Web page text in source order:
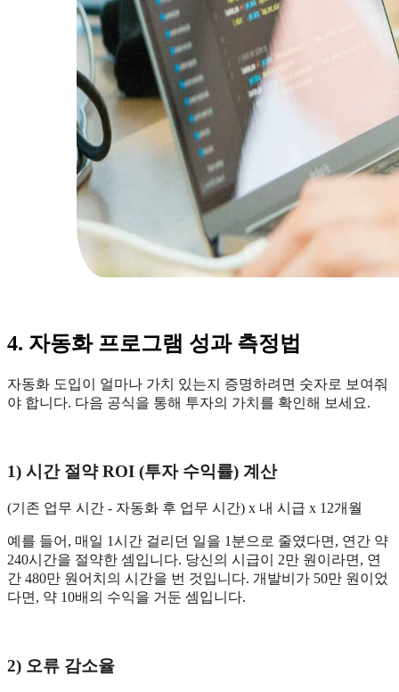
4. 자동화 프로그램 성과 측정법
자동화 도입이 얼마나 가치 있는지 증명하려면 숫자로 보여줘
야 합니다. 다음 공식을 통해 투자의 가치를 확인해 보세요.
1) 시간 절약 ROI (투자 수익률) 계산
(기존 업무 시간 - 자동화 후 업무 시간) x 내 시급 x 12개월
예를 들어, 매일 1시간 걸리던 일을 1분으로 줄였다면, 연간 약
240시간을 절약한 셈입니다. 당신의 시급이 2만 원이라면, 연
간 480만 원어치의 시간을 번 것입니다. 개발비가 50만 원이었
다면, 약 10배의 수익을 거둔 셈입니다.
2) 오류 감소율